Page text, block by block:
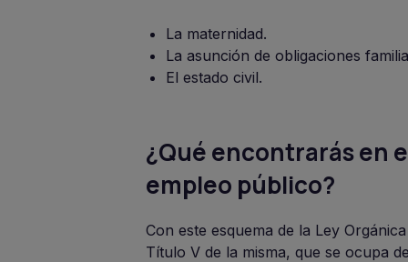
La maternidad.
La asunción de obligaciones
El estado civil.
¿Qué encontrarás en
empleo público?
Con este esquema de la Ley
Título V de la misma, que se ocupa